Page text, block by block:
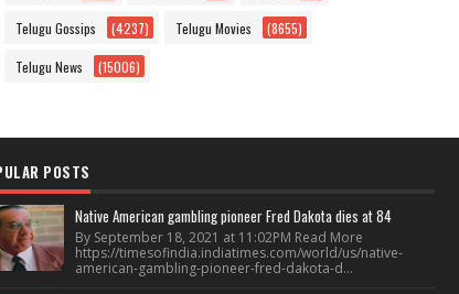
Telugu Gossips (4237) Telugu Movies (8655)
Telugu News (15006)
POSTS
Native American gambling pioneer Fred Dakota dies at 84
By September 18, 2021 at 11:02PM Read More
https://timesofindia.indiatimes.com/world/us/native-
american-gambling-pioneer-fred-dakota-d...